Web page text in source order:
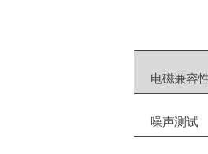
电磁兼容
噪声测试